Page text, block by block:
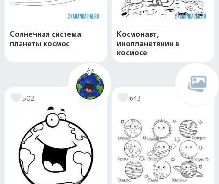
Солнечная система
планеты космос
Космонавт,
инопланетянин в
космосе
502 643